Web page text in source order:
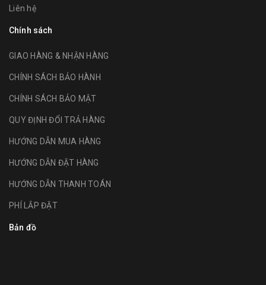
Liên hệ
Chính sách
GIAO HÀNG & NHẬN HÀNG
CHÍNH SÁCH BẢO HÀNH
CHÍNH SÁCH BẢO MẬT
QUY ĐỊNH ĐỔI TRẢ HÀNG
HƯỚNG DẪN MUA HÀNG
HƯỚNG DẪN ĐẶT HÀNG
HƯỚNG DẪN THANH TOÁN
PHÍ LẮP ĐẶT
Bản đồ